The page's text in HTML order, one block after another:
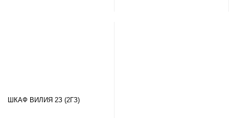
ШКАФ ВИЛИЯ 2З (2ГЗ)